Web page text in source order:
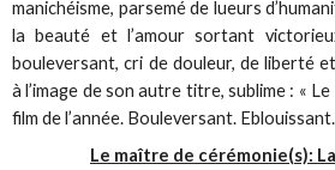
manichéisme, parsemé de lueurs
la beauté et l’amour sortant
bouleversant, cri de douleur, de liberté
à l’image de son autre titre, sublime : «
film de l’année. Bouleversant.
Le maître de cérémonie(s):